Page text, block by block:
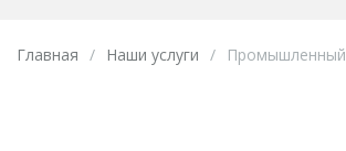
Главная / Наши услуги /